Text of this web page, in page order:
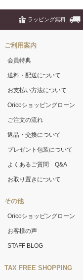
ラッピング無料
ご利用案内
会員特典
送料・配送について
お支払い方法について
Oricoショッピングローン
ご注文の流れ
返品・交換について
プレゼント包装について
よくあるご質問 Q&A
お取り置きについて
その他
Oricoショッピングローン
お客様の声
STAFF BLOG
TAX FREE SHOPPING